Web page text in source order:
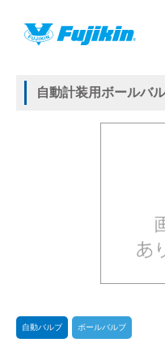
製品情報
製品カタログダウン
よくあるご質問(FAQ)
HOME 製品情報
自動計装用ボールバ
自動バルブ ボールバルブ